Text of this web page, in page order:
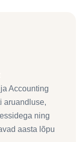
Accounting
aruandluse,
ning
aasta lõpu